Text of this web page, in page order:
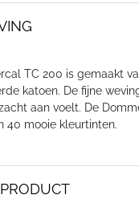
TC 200 is gemaakt
katoen. De fijne
aan voelt. De
40 mooie kleurtinten.